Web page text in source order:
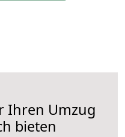
Ihren Umzug
bieten